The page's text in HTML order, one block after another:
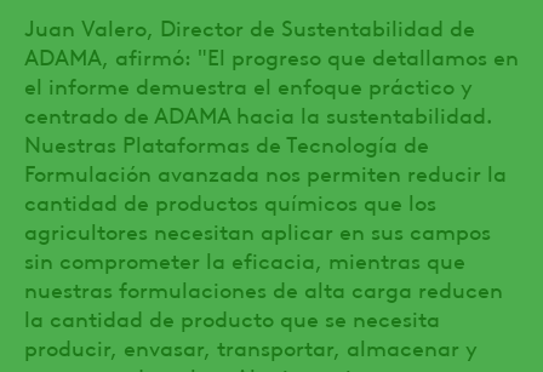
Juan Valero, Director de Sustentabilidad de
ADAMA, afirmó: "El progreso que detallamos en
el informe demuestra el enfoque práctico y
centrado de ADAMA hacia la sustentabilidad.
Nuestras Plataformas de Tecnología de
Formulación avanzada nos permiten reducir la
cantidad de productos químicos que los
agricultores necesitan aplicar en sus campos
sin comprometer la eficacia, mientras que
nuestras formulaciones de alta carga reducen
la cantidad de producto que se necesita
producir, envasar, transportar, almacenar y